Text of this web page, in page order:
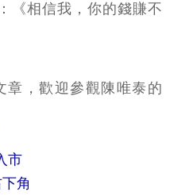
《相信我，你的錢賺不
章，歡迎參觀陳唯泰的
市
角